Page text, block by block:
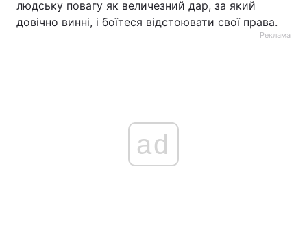
людську повагу як величезний дар, за який
довічно винні, і боїтеся відстоювати свої права.
Реклама
ad